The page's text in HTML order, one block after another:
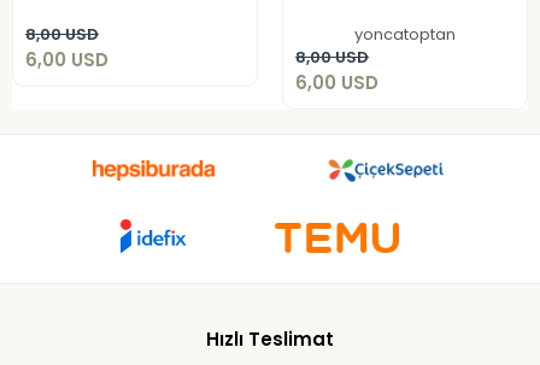
8,00 USD
6,00 USD
yoncatoptan
8,00 USD
6,00 USD
Add to cart
Hızlı Teslimat